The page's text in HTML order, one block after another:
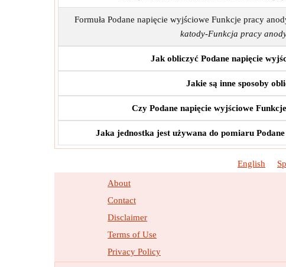
Formuła Podane napięcie wyjściowe Funkcje pracy
katody-Funkcja pracy
Jak obliczyć Podane napięcie
Jakie są inne sposoby
Czy Podane napięcie wyjściowe
Jaka jednostka jest używana do pomiaru
English
About
Contact
Disclaimer
Terms of Use
Privacy Policy